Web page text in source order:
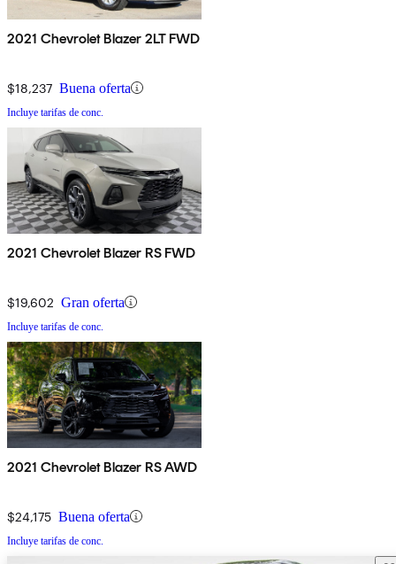
2021 Chevrolet Blazer 2LT FWD
$18,237 Buena oferta
Incluye tarifas de conc.
2021 Chevrolet Blazer RS FWD
$19,602 Gran oferta
Incluye tarifas de conc.
2021 Chevrolet Blazer RS AWD
$24,175 Buena oferta
Incluye tarifas de conc.